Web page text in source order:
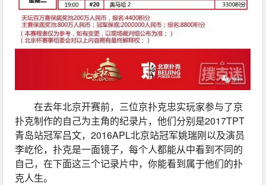
在去年北京开赛前，三位京扑克忠实玩家参与了京
扑克制作的自己为主角的纪录片，他们分别是2017TPT
青岛站冠军吕文，2016APL北京站冠军姚瑞刚以及演员
李屹伦，扑克是一面镜子，每个人都能从中看到不同的
自己，在下面这三个记录片中，你能看到属于他们的扑
克人生。